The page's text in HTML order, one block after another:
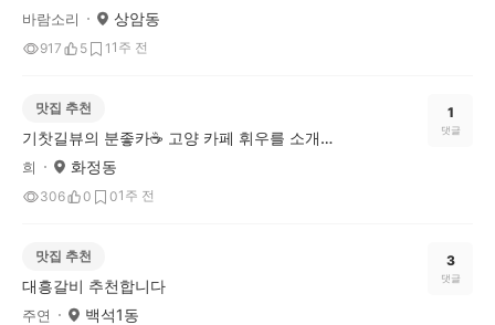
바람소리 상암동
917 5 1 1주 전
맛집 추천
기찻길뷰의 분좋카☕ 고양 카페 휘우를 소개합니다.
희 화정동
306 0 01주 전
1
댓글
맛집 추천
대흥갈비 추천합니다
주연 백석1동
3
댓글